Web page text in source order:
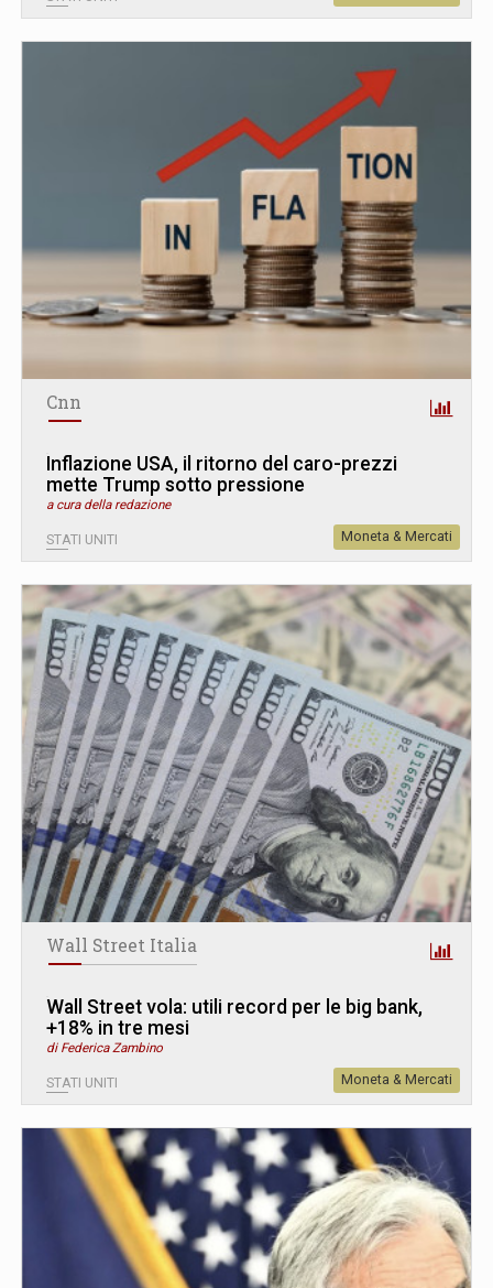
Cnn
Inflazione USA, il ritorno del caro-prezzi
mette Trump sotto pressione
a cura della redazione
STATI UNITI Moneta & Mercati
Wall Street Italia
Wall Street vola: utili record per le big bank,
+18% in tre mesi
di Federica Zambino
STATI UNITI Moneta & Mercati